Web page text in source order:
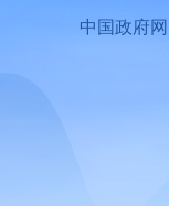
中国政府网